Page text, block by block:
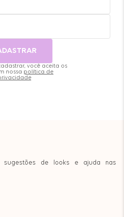
você aceita os
nossa política de
sugestões de looks e ajuda nas